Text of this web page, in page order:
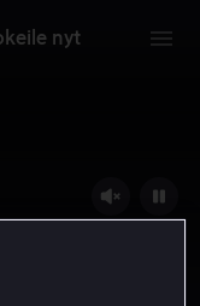
nyt